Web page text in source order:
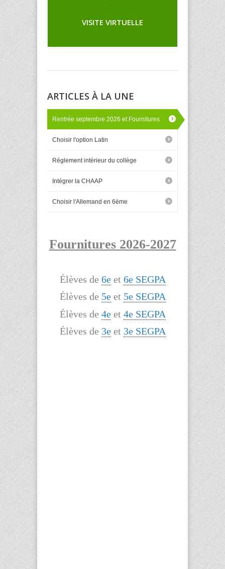
VISITE VIRTUELLE
ARTICLES À LA UNE
Rentrée septembre 2026 et Fournitures
Choisir l'option Latin
Réglement intérieur du collège
Intégrer la CHAAP
Choisir l'Allemand en 6ème
Fournitures 2026-2027
Élèves de 6eet 6e SEGPA
Élèves de 5eet 5e SEGPA
Élèves de 4eet 4e SEGPA
Élèves de 3eet 3e SEGPA